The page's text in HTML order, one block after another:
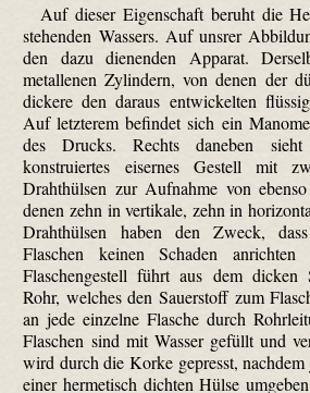
Auf dieser Eigenschaft beruht die
stehenden Wassers. Auf unsrer
den dazu dienenden Apparat.
metallenen Zylindern, von denen der
dickere den daraus entwickelten
Auf letzterem befindet sich ein
des Drucks. Rechts daneben
konstruiertes eisernes Gestell mit
Drahthülsen zur Aufnahme von
denen zehn in vertikale, zehn in
Drahthülsen haben den Zweck,
Flaschen keinen Schaden
Flaschengestell führt aus dem dicken
Rohr, welches den Sauerstoff zum
an jede einzelne Flasche durch
Flaschen sind mit Wasser gefüllt und
wird durch die Korke gepresst, nachdem
einer hermetisch dichten Hülse